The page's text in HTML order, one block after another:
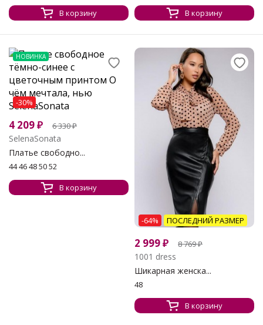
В корзину
В корзину
НОВИНКА
-30%
4 209₽ 6 330₽
SelenaSonata
Платье свободно...
44 46 48 50 52
В корзину
-64% ПОСЛЕДНИЙ РАЗМЕР
2 999₽ 8 769₽
1001 dress
Шикарная женска...
48
В корзину